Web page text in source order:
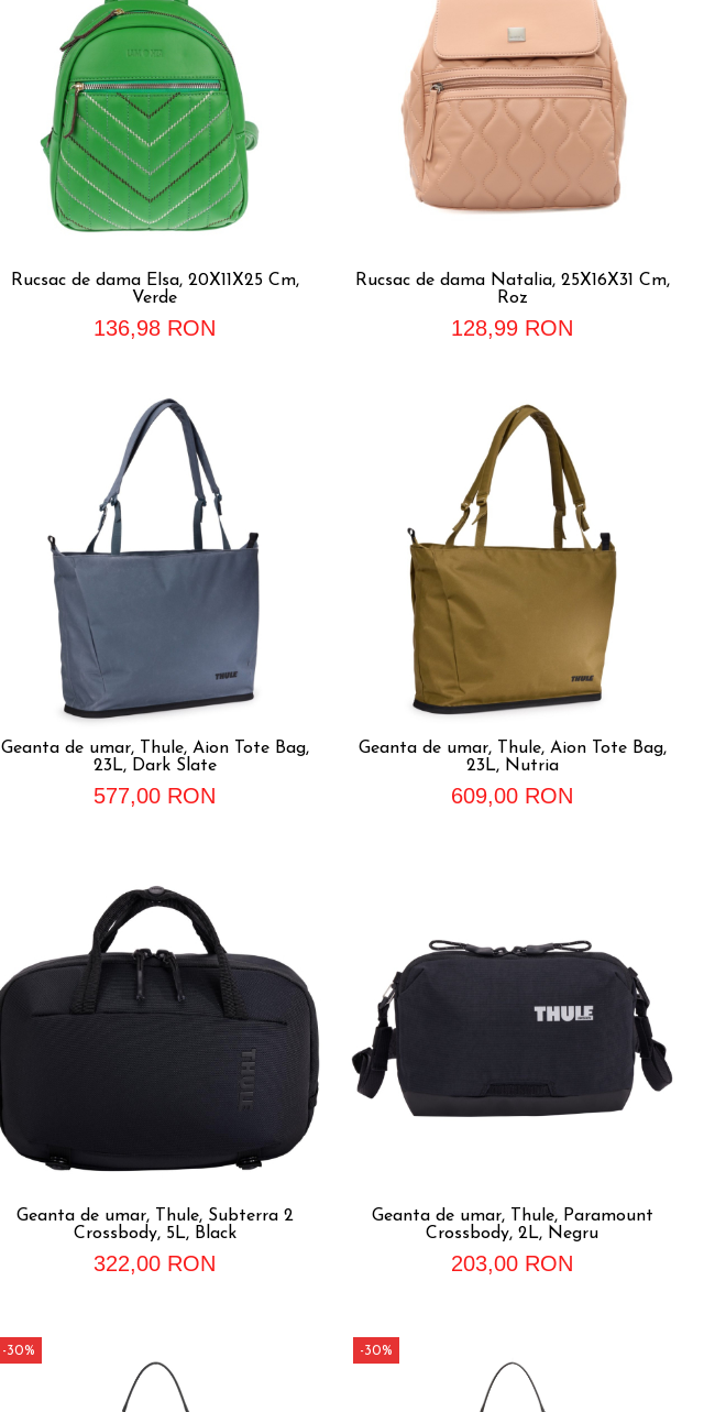
Rucsac de dama Elsa, 20X11X25 Cm,
Verde
136,98 RON
Rucsac de dama Natalia, 25X16X31 Cm,
Roz
128,99 RON
Geanta de umar, Thule, Aion Tote Bag,
23L, Dark Slate
577,00 RON
Geanta de umar, Thule, Aion Tote Bag,
23L, Nutria
609,00 RON
Geanta de umar, Thule, Subterra 2
Crossbody, 5L, Black
322,00 RON
Geanta de umar, Thule, Paramount
Crossbody, 2L, Negru
203,00 RON
-30% -30%